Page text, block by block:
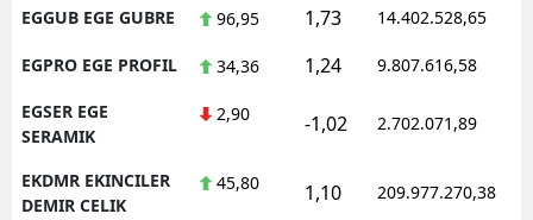
EGGUB EGE GUBRE 96,95 1,73 14.402.528,65
EGPRO EGE PROFIL 34,36 1,24 9.807.616,58
EGSER EGE
SERAMIK
2,90 -1,02 2.702.071,89
EKDMR EKINCILER
DEMIR CELIK
45,80 1,10 209.977.270,38